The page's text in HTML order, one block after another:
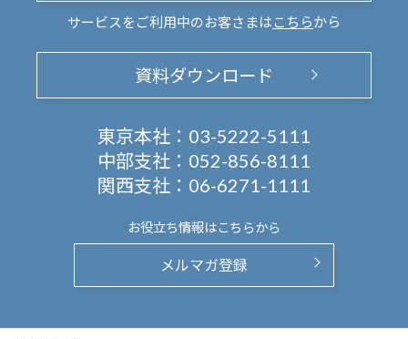
サービスをご利用中のお客さまは こちらから
資料ダウンロード
東京本社： 03-5222-5111
中部支社： 052-856-8111
関西支社： 06-6271-1111
お役立ち情報はこちらから
メルマガ登録